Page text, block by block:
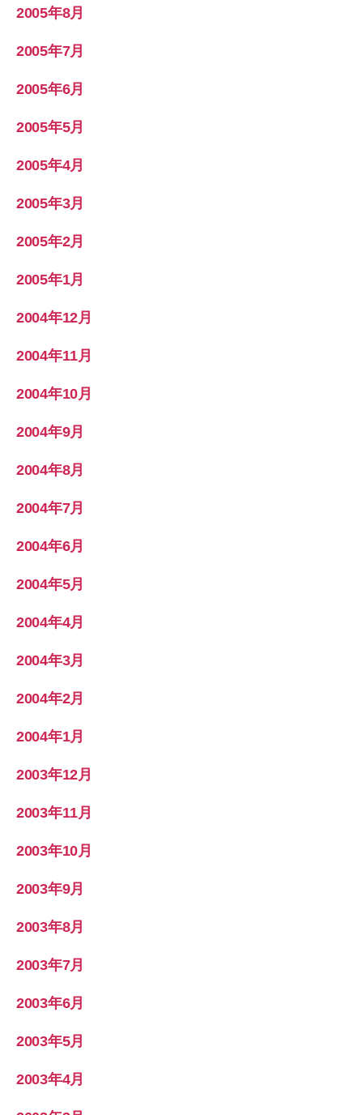
2005年8月
2005年7月
2005年6月
2005年5月
2005年4月
2005年3月
2005年2月
2005年1月
2004年12月
2004年11月
2004年10月
2004年9月
2004年8月
2004年7月
2004年6月
2004年5月
2004年4月
2004年3月
2004年2月
2004年1月
2003年12月
2003年11月
2003年10月
2003年9月
2003年8月
2003年7月
2003年6月
2003年5月
2003年4月